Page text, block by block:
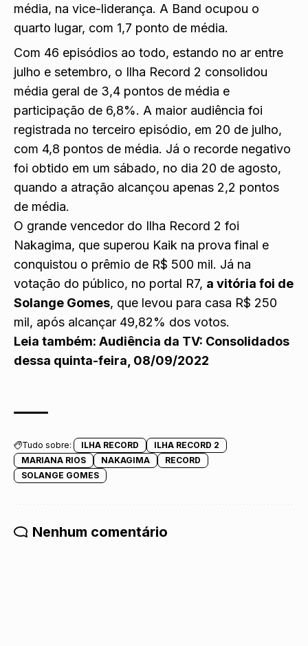
média, na vice-liderança. A Band ocupou o
quarto lugar, com 1,7 ponto de média.
Com 46 episódios ao todo, estando no ar entre
julho e setembro, o Ilha Record 2 consolidou
média geral de 3,4 pontos de média e
participação de 6,8%. A maior audiência foi
registrada no terceiro episódio, em 20 de julho,
com 4,8 pontos de média. Já o recorde negativo
foi obtido em um sábado, no dia 20 de agosto,
quando a atração alcançou apenas 2,2 pontos
de média.
O grande vencedor do Ilha Record 2 foi
Nakagima, que superou Kaik na prova final e
conquistou o prêmio de R$ 500 mil. Já na
votação do público, no portal R7, a vitória foi de
Solange Gomes, que levou para casa R$ 250
mil, após alcançar 49,82% dos votos.
Leia também: Audiência da TV: Consolidados
dessa quinta-feira, 08/09/2022
Tudo sobre: ILHA RECORD
ILHA RECORD 2
MARIANA RIOS
NAKAGIMA
RECORD
SOLANGE GOMES
Nenhum comentário